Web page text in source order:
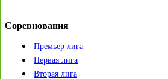
Соревнования
Премьер лига
Первая лига
Вторая лига